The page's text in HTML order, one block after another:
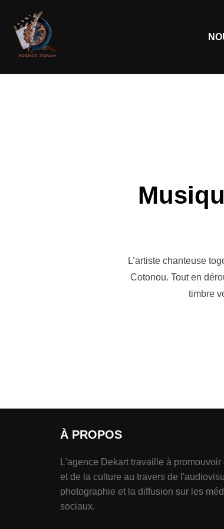
L’artiste chanteuse
Cotonou. Tout en
timbre
À PROPOS
L'agence Dekart travaille à promouvoir
et de la culture au travers de
photographie et la diffusion sur les
sociaux.